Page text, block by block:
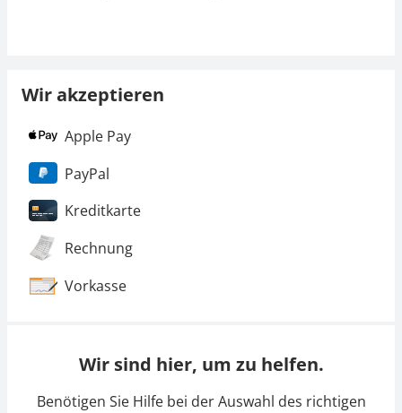
Wir akzeptieren
Apple Pay
PayPal
Kreditkarte
Rechnung
Vorkasse
Wir sind hier, um zu helfen.
Benötigen Sie Hilfe bei der Auswahl des richtigen